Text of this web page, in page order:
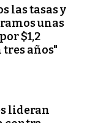
las tasas y
unas
$1,2
años"
lideran